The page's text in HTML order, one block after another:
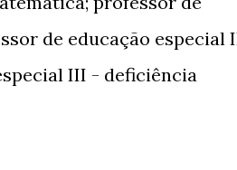
de educação especial
III - deficiência